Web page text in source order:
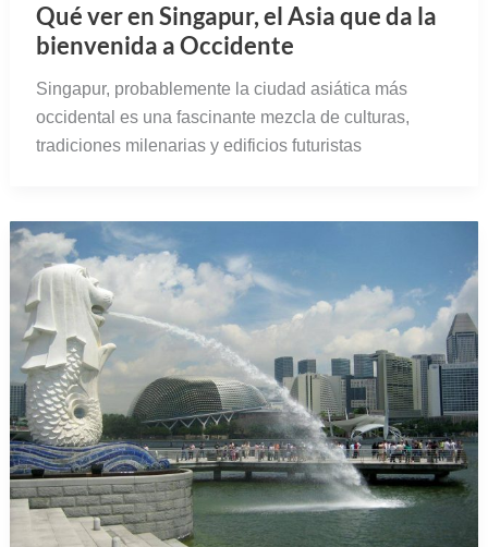
Qué ver en Singapur, el Asia que da la
bienvenida a Occidente
Singapur, probablemente la ciudad asiática más
occidental es una fascinante mezcla de culturas,
tradiciones milenarias y edificios futuristas